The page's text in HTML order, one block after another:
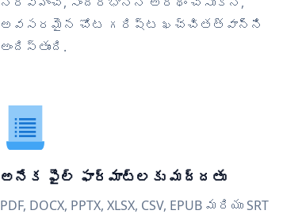
అవసరమైన చోట గరిష్ట ఖచ్చితత్వాన్ని
అందిస్తుంది.
అనేక ఫైల్ ఫార్మాట్‌లకు మద్దతు
PDF, DOCX, PPTX, XLSX, CSV, EPUB మరియు SRT